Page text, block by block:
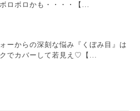
ロボロかも・・・・【...
ーからの深刻な悩み『くぼみ目』は
でカバーして若見え♡【...